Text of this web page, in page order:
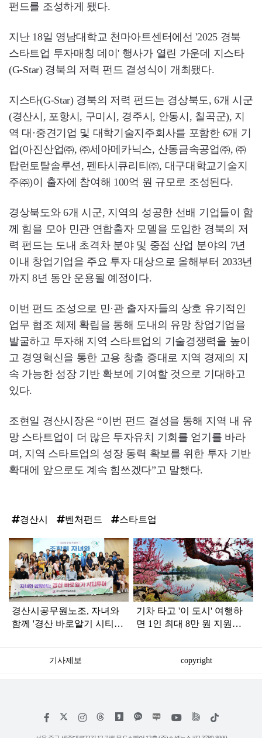
펀드를 조성하게 됐다.
지난 18일 영남대학교 천마아트센터에선 '2025 경북
스타트업 투자매칭 데이' 행사가 열린 가운데 지스타
(G-Star) 경북의 저력 펀드 결성식이 개최됐다.
지스타(G-Star) 경북의 저력 펀드는 경상북도, 6개 시군
(경산시, 포항시, 구미시, 경주시, 안동시, 칠곡군), 지
역 대·중견기업 및 대학기술지주회사를 포함한 6개 기
업(아진산업㈜, ㈜세아메카닉스, 산동금속공업㈜, ㈜
탑런토탈솔루션, 펜타시큐리티㈜, 대구대학교기술지
주㈜)이 출자에 참여해 100억 원 규모로 조성된다.
경상북도와 6개 시군, 지역의 성공한 선배 기업들이 함
께 힘을 모아 민관 연합출자 모델을 도입한 경북의 저
력 펀드는 도내 초격차 분야 및 중점 산업 분야의 7년
이내 창업기업을 주요 투자 대상으로 올해부터 2033년
까지 8년 동안 운용될 예정이다.
이번 펀드 조성으로 민·관 출자자들의 상호 유기적인
업무 협조 체제 확립을 통해 도내의 유망 창업기업을
발굴하고 투자해 지역 스타트업의 기술경쟁력을 높이
고 경영혁신을 통한 고용 창출 증대로 지역 경제의 지
속 가능한 성장 기반 확보에 기여할 것으로 기대하고
있다.
조현일 경산시장은 “이번 펀드 결성을 통해 지역 내 유
망 스타트업이 더 많은 투자유치 기회를 얻기를 바라
며, 지역 스타트업의 성장 동력 확보를 위한 투자 기반
확대에 앞으로도 계속 힘쓰겠다”고 말했다.
경산시 벤처펀드 스타트업
탑
라
인
경산시공무원노조, 자녀와
함께 '경산 바로알기 시티투
기차 타고 '이 도시' 여행하
면 1인 최대 8만 원 지원받
기사제보 copyright
페
스
인
타
위
트
틱